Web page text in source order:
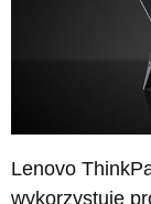
Lenovo
wykorzystuje